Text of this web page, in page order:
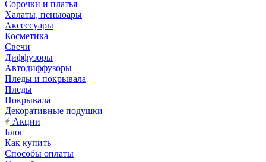
Сорочки и платья
Халаты, пеньюары
Аксессуары
Косметика
Свечи
Диффузоры
Автодиффузоры
Пледы и покрывала
Пледы
Покрывала
Декоративные подушки
Акции
Блог
Как купить
Способы оплаты